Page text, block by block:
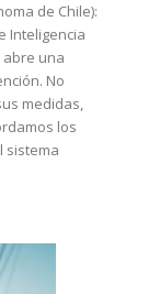
de Chile):
Inteligencia
una
No
medidas,
los
sistema